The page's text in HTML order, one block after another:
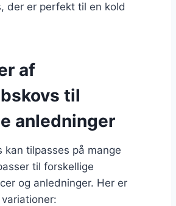
der er perfekt til en kold
af
til
anledninger
kan tilpasses på mange
til forskellige
og anledninger. Her er